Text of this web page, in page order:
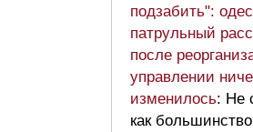
подзабить":
патрульный
после
управлении
изменилось: Не
как